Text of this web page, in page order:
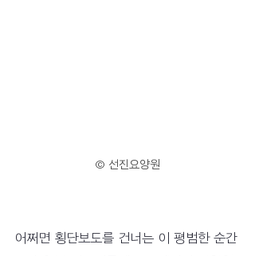
© 선진요양원
어쩌면 횡단보도를 건너는 이 평범한 순간